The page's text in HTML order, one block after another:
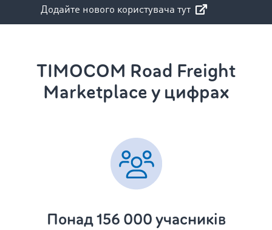
Додайте нового користувача тут
TIMOCOM Road Freight
Marketplace у цифрах
Понад 156 000 учасників